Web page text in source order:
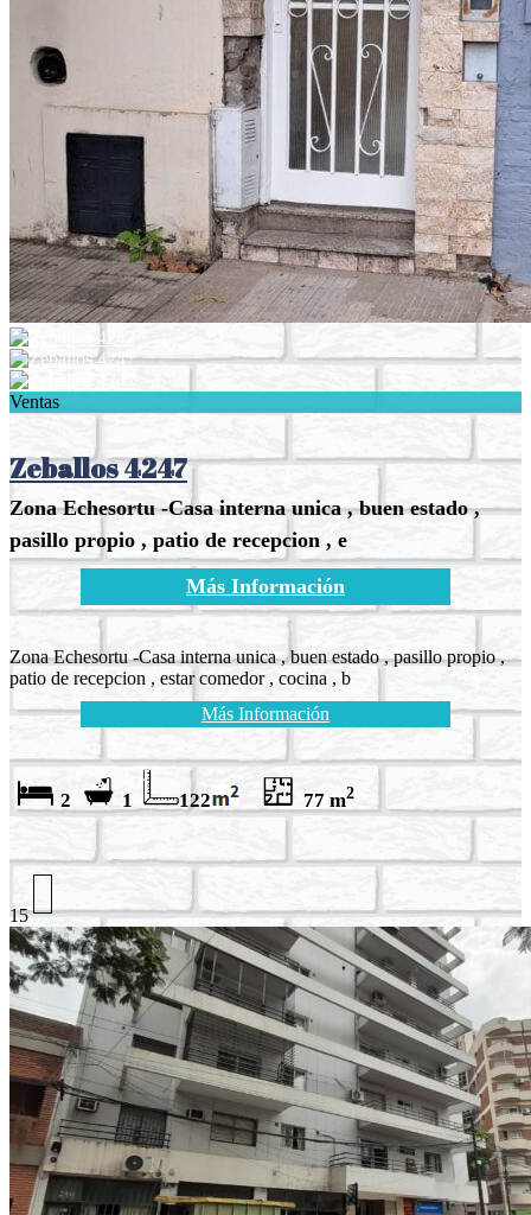
Ventas
Zeballos 4247
Zona Echesortu -Casa interna unica , buen estado ,
pasillo propio , patio de recepcion , e
Más Información
Zona Echesortu -Casa interna unica , buen estado , pasillo propio ,
patio de recepcion , estar comedor , cocina , b
Más Información
2 1 122 77 m2
15